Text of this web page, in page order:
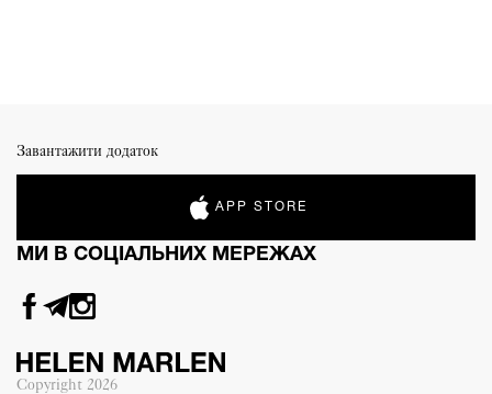
Завантажити додаток
APP STORE
МИ В СОЦІАЛЬНИХ МЕРЕЖАХ
Copyright 2026